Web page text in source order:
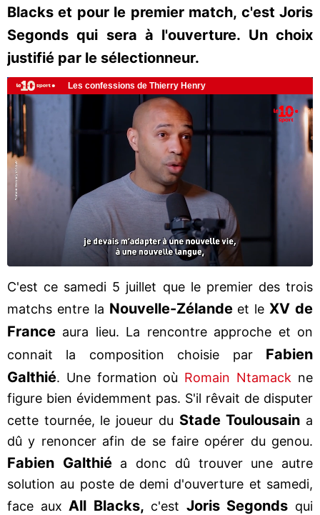
Blacks et pour le premier match, c'est Joris
Segonds qui sera à l'ouverture. Un choix
justifié par le sélectionneur.
C'est ce samedi 5 juillet que le premier des trois
matchs entre la Nouvelle-Zélandeet le XV de
France aura lieu. La rencontre approche et on
connait la composition choisie par Fabien
Galthié. Une formation où Romain Ntamack ne
figure bien évidemment pas. S'il rêvait de disputer
cette tournée, le joueur du Stade Toulousain a
dû y renoncer afin de se faire opérer du genou.
Fabien Galthié a donc dû trouver une autre
solution au poste de demi d'ouverture et samedi,
face aux All Blacks, c'est Joris Segonds qui